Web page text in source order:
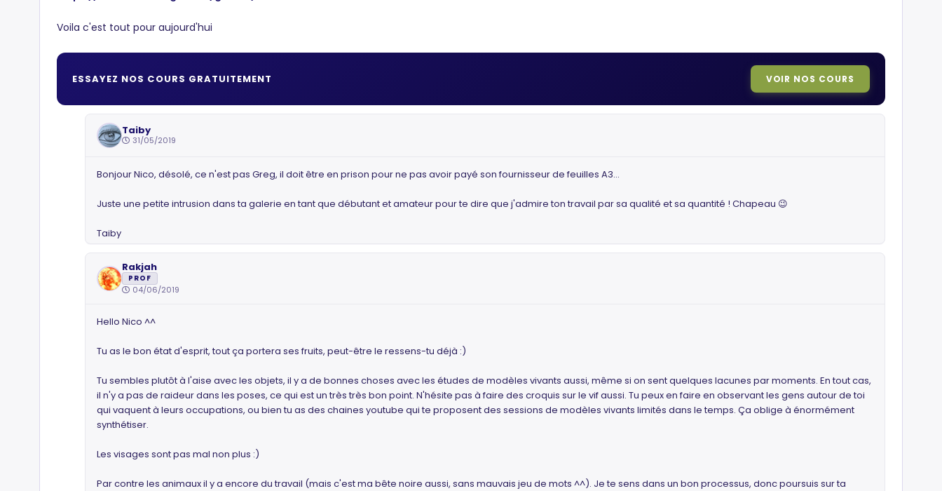
Voila c'est tout pour aujourd'hui
ESSAYEZ NOS COURS GRATUITEMENT VOIR NOS COURS
Taiby
31/05/2019
Bonjour Nico, désolé, ce n'est pas Greg, il doit être en prison pour ne pas avoir payé son fournisseur de feuilles A3...
Juste une petite intrusion dans ta galerie en tant que débutant et amateur pour te dire que j'admire ton travail par sa qualité et sa quantité ! Chapeau 😉
Taiby
Rakjah
PROF
04/06/2019
Hello Nico ^^
Tu as le bon état d'esprit, tout ça portera ses fruits, peut-être le ressens-tu déjà :)
Tu sembles plutôt à l'aise avec les objets, il y a de bonnes choses avec les études de modèles vivants aussi, même si on sent quelques lacunes par moments. En tout cas,
il n'y a pas de raideur dans les poses, ce qui est un très très bon point. N'hésite pas à faire des croquis sur le vif aussi. Tu peux en faire en observant les gens autour de toi
qui vaquent à leurs occupations, ou bien tu as des chaines youtube qui te proposent des sessions de modèles vivants limités dans le temps. Ça oblige à énormément
synthétiser.
Les visages sont pas mal non plus :)
Par contre les animaux il y a encore du travail (mais c'est ma bête noire aussi, sans mauvais jeu de mots ^^). Je te sens dans un bon processus, donc poursuis sur ta